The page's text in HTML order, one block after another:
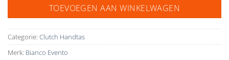
TOEVOEGEN AAN WINKELWAGEN
Categorie: Clutch Handtas
Merk: Bianco Evento